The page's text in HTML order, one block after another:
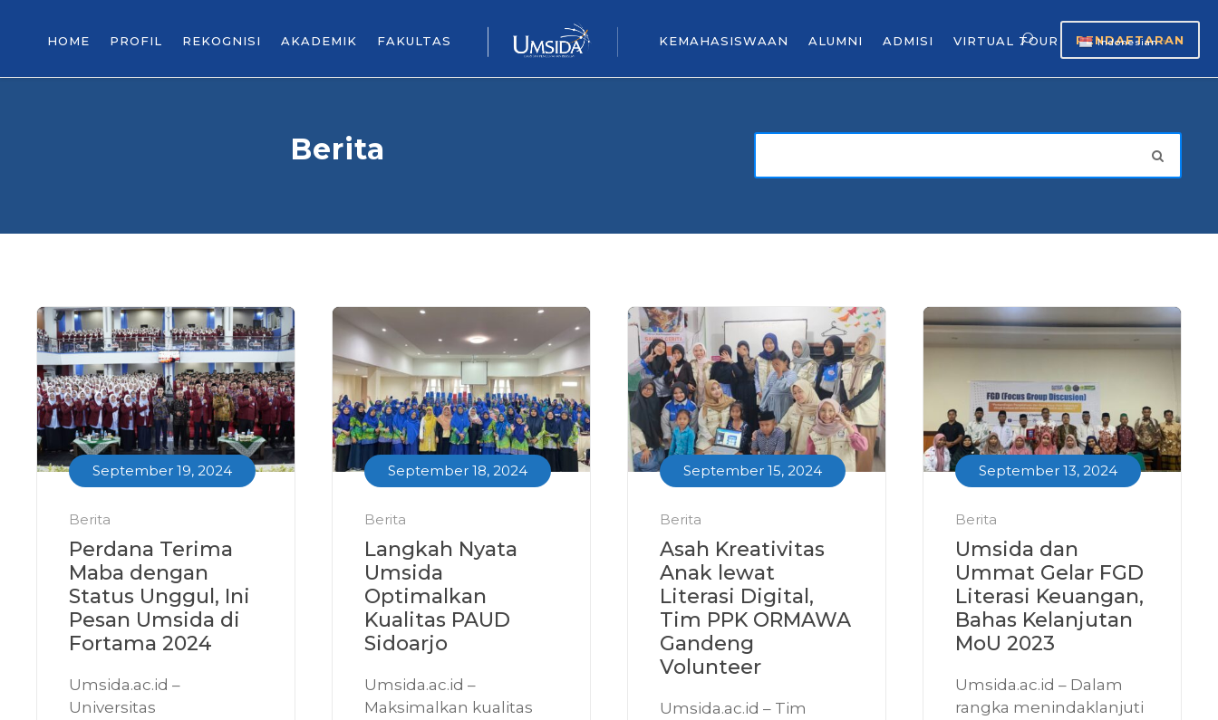
HOME PROFIL REKOGNISI AKADEMIK FAKULTAS KEMAHASISWAAN ALUMNI ADMISI VIRTUAL TOUR Indonesian ▼
PENDAFTARAN
Berita
September 19, 2024
Berita
Perdana Terima
Maba dengan
Status Unggul, Ini
Pesan Umsida di
Fortama 2024
Umsida.ac.id –
Universitas
September 18, 2024
Berita
Langkah Nyata
Umsida
Optimalkan
Kualitas PAUD
Sidoarjo
Umsida.ac.id –
Maksimalkan kualitas
September 15, 2024
Berita
Asah Kreativitas
Anak lewat
Literasi Digital,
Tim PPK ORMAWA
Gandeng
Volunteer
Umsida.ac.id – Tim
September 13, 2024
Berita
Umsida dan
Ummat Gelar FGD
Literasi Keuangan,
Bahas Kelanjutan
MoU 2023
Umsida.ac.id – Dalam
rangka menindaklanjuti